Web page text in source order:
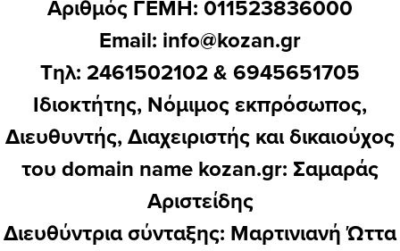
Αριθμός ΓΕΜΗ: 011523836000
Email: info@kozan.gr
Τηλ: 2461502102 & 6945651705
Ιδιοκτήτης, Νόμιμος εκπρόσωπος,
Διευθυντής, Διαχειριστής και δικαιούχος
του domain name kozan.gr: Σαμαράς
Αριστείδης
Διευθύντρια σύνταξης: Μαρτινιανή Ώττα